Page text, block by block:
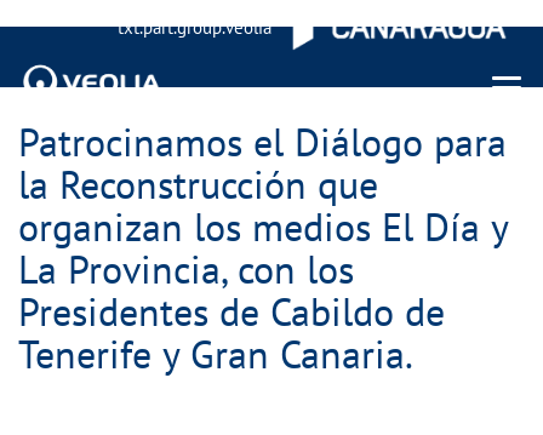
txt.part.group.veolia
Menu
Patrocinamos el Diálogo para
la Reconstrucción que
organizan los medios El Día y
La Provincia, con los
Presidentes de Cabildo de
Tenerife y Gran Canaria.